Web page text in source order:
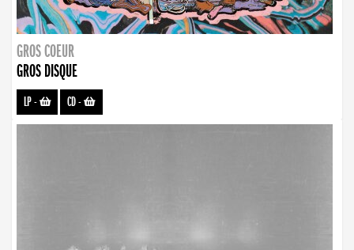
GROS COEUR
GROS DISQUE
LP- CD-